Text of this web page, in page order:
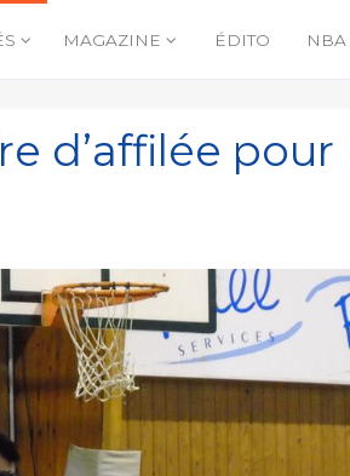
MAGAZINE ÉDITO NBA
d’affilée pour